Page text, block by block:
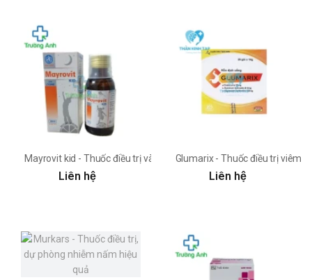
Mayrovit kid - Thuốc điều trị và phòng ngừa thiếu vitamin
Liên hệ
Glumarix - Thuốc điều trị viêm
Liên hệ